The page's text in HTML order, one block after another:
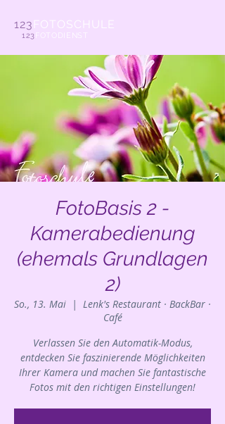
123 FOTOSCHULE
123FOTODIENST
FotoBasis 2 -
Kamerabedienung
(ehemals Grundlagen
2)
So., 13. Mai
  |
Lenk's Restaurant · BackBar ·
Café
Verlassen Sie den Automatik-Modus,
entdecken Sie faszinierende Möglichkeiten
Ihrer Kamera und machen Sie fantastische
Fotos mit den richtigen Einstellungen!